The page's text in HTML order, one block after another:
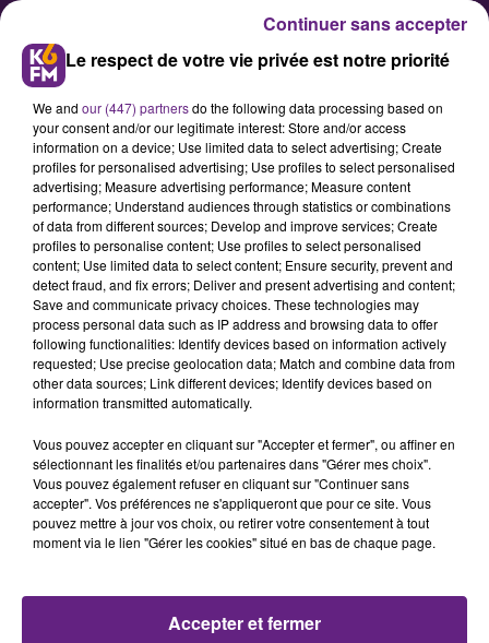
Première victoire de la saison
pour le DFCO Féminin contre
Flacé-Mâcon (7-0)
Ce dimanche, les féminines du
Dijon Football Côte-d'Or disputaient
leur premier match de la saison à
Mâcon, les Dijonnaises ont fait
parlées la poudre et se sont
largement imposées (7-0). Même si
tout n'a pas été parfait dans le jeu,
Le respect de votre vie privée est notre priorité
We and our (447) partnersdo the following data processing based on
your consent and/or our legitimate interest: Store and/or access
information on a device; Use limited data to select advertising; Create
profiles for personalised advertising; Use profiles to select personalised
advertising; Measure advertising performance; Measure content
performance; Understand audiences through statistics or combinations
of data from different sources; Develop and improve services; Create
profiles to personalise content; Use profiles to select personalised
content; Use limited data to select content; Ensure security, prevent and
detect fraud, and fix errors; Deliver and present advertising and content;
Save and communicate privacy choices. These technologies may
process personal data such as IP address and browsing data to offer
following functionalities: Identify devices based on information actively
requested; Use precise geolocation data; Match and combine data from
other data sources; Link different devices; Identify devices based on
information transmitted automatically.
Vous pouvez accepter en cliquant sur "Accepter et fermer", ou affiner en
sélectionnant les finalités et/ou partenaires dans "Gérer mes choix".
Vous pouvez également refuser en cliquant sur "Continuer sans
accepter". Vos préférences ne s'appliqueront que pour ce site. Vous
pouvez mettre à jour vos choix, ou retirer votre consentement à tout
moment via le lien "Gérer les cookies" situé en bas de chaque page.
Accepter et fermer
Continuer sans accepter